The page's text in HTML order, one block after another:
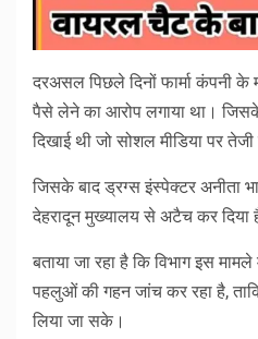
दरअसल पिछले दिनों फार्मा कंपनी
पैसे लेने का आरोप लगाया था।
दिखाई थी जो सोशल मीडिया पर
जिसके बाद ड्रग्स इंस्पेक्टर अनीता
देहरादून मुख्यालय से अटैच कर दिया
बताया जा रहा है कि विभाग इस
पहलुओं की गहन जांच कर रहा है,
लिया जा सके।